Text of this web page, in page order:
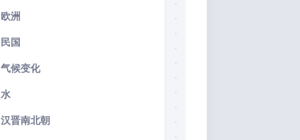
欧洲
民国
气候变化
水
汉晋南北朝